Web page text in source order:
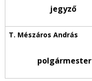
jegyző
polgármester